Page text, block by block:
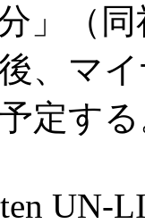
」（
、マ
定す
UN-